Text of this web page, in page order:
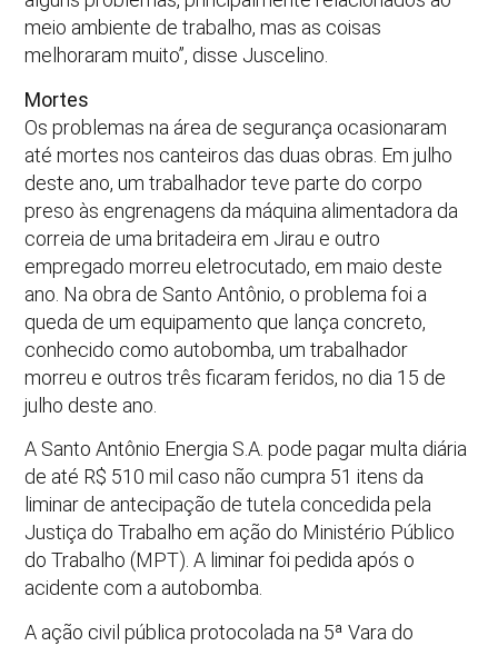
meio ambiente de trabalho, mas as coisas
melhoraram muito”, disse Juscelino.
Mortes
Os problemas na área de segurança ocasionaram
até mortes nos canteiros das duas obras. Em julho
deste ano, um trabalhador teve parte do corpo
preso às engrenagens da máquina alimentadora da
correia de uma britadeira em Jirau e outro
empregado morreu eletrocutado, em maio deste
ano. Na obra de Santo Antônio, o problema foi a
queda de um equipamento que lança concreto,
conhecido como autobomba, um trabalhador
morreu e outros três ficaram feridos, no dia 15 de
julho deste ano.
A Santo Antônio Energia S.A. pode pagar multa diária
de até R$ 510 mil caso não cumpra 51 itens da
liminar de antecipação de tutela concedida pela
Justiça do Trabalho em ação do Ministério Público
do Trabalho (MPT). A liminar foi pedida após o
acidente com a autobomba.
A ação civil pública protocolada na 5ª Vara do